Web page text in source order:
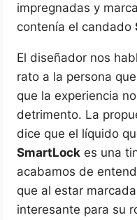
impregnadas y
contenía el candado
El diseñador nos
rato a la persona
que la experiencia
detrimento. La
dice que el líquido
SmartLock es una
acabamos de
que al estar
interesante para su